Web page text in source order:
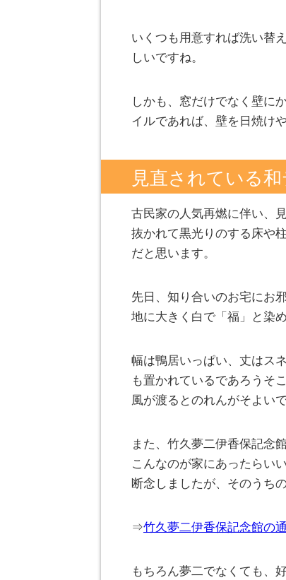
いくつも用意すれば洗い替
しいですね。
しかも、窓だけでなく壁に
イルであれば、壁を日焼け
見直されている和
古民家の人気再燃に伴い、
抜かれて黒光りのする床や
だと思います。
先日、知り合いのお宅にお
地に大きく白で「福」と染
幅は鴨居いっぱい、丈はス
も置かれているであろうそ
風が渡るとのれんがそよい
また、竹久夢二伊香保記念
こんなのが家にあったらい
断念しましたが、そのうち
⇒竹久夢二伊香保記念館の
もちろん夢二でなくても、